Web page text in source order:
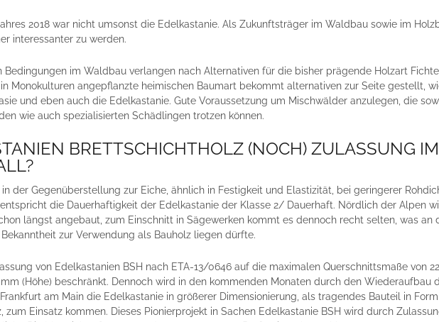
2018 war nicht umsonst die Edelkastanie. Als Zukunftsträger im Waldbau sowie im
interessanter zu werden.
Bedingungen im Waldbau verlangen nach Alternativen für die bisher prägende Holzart
Monokulturen angepflanzte heimischen Baumart bekommt alternativen zur Seite gestellt,
und eben auch die Edelkastanie. Gute Voraussetzung um Mischwälder anzulegen, die
wie auch spezialisierten Schädlingen trotzen können.
BRETTSCHICHTHOLZ (NOCH) ZULASSUNG IM
der Gegenüberstellung zur Eiche, ähnlich in Festigkeit und Elastizität, bei geringerer
die Dauerhaftigkeit der Edelkastanie der Klasse 2/ Dauerhaft. Nördlich der Alpen
längst angebaut, zum Einschnitt in Sägewerken kommt es dennoch recht selten, was an
zur Verwendung als Bauholz liegen dürfte.
von Edelkastanien BSH nach ETA-13/0646 auf die maximalen Querschnittsmaße von
(Höhe) beschränkt. Dennoch wird in den kommenden Monaten durch den Wiederaufbau
am Main die Edelkastanie in größerer Dimensionierung, als tragendes Bauteil in
zum Einsatz kommen. Dieses Pionierprojekt in Sachen Edelkastanie BSH wird durch